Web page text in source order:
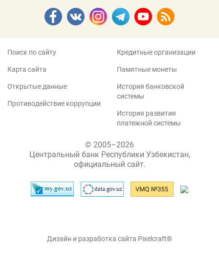
Поиск по сайту
Карта сайта
Открытые данные
Противодействие коррупции
Кредитные организации
Памятные монеты
История банковской
системы
История развития
платежной системы
© 2005–2026
Центральный банк Республики Узбекистан,
официальный сайт.
Дизайн и разработка сайта Pixelcraft®